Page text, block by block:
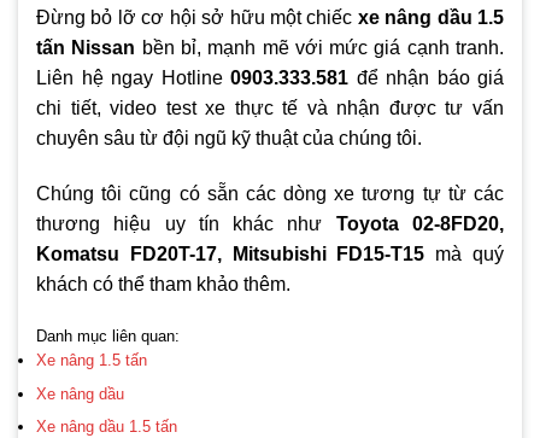
Đừng bỏ lỡ cơ hội sở hữu một chiếc xe nâng dầu 1.5
tấn Nissan bền bỉ, mạnh mẽ với mức giá cạnh tranh.
Liên hệ ngay Hotline 0903.333.581 để nhận báo giá
chi tiết, video test xe thực tế và nhận được tư vấn
chuyên sâu từ đội ngũ kỹ thuật của chúng tôi.
Chúng tôi cũng có sẵn các dòng xe tương tự từ các
thương hiệu uy tín khác như Toyota 02-8FD20,
Komatsu FD20T-17, Mitsubishi FD15-T15 mà quý
khách có thể tham khảo thêm.
Danh mục liên quan:
Xe nâng 1.5 tấn
Xe nâng dầu
Xe nâng dầu 1.5 tấn